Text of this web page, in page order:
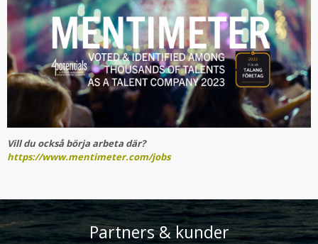
Vill du också börja arbeta där?
https://www.mentimeter.com/jobs
Partners & kunder